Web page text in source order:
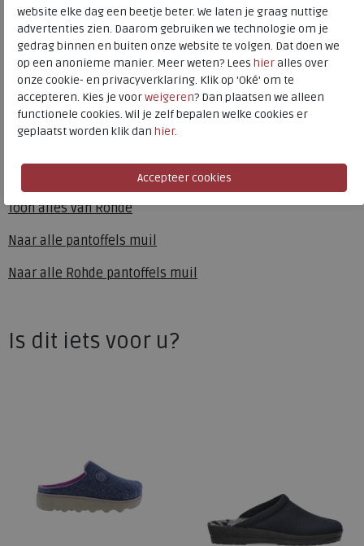
Toon alles vanRohde
Naar alle pantoffels muil
Naar alle Rohde pantoffels muil
Bestelcode
520.26.000001
Kleur
Cuoio
Materiaal
Velour
Wijdtemaat
g
Uitneembaar voetbed
ja
Is dit iets voor u?
website elke dag een beetje beter. We laten je graag nuttige
advertenties zien. Daarom gebruiken we technologie om je
gedrag binnen en buiten onze website te volgen. Dat doen we
op een anonieme manier. Meer weten? Lees hieralles over
onze cookie- en privacyverklaring. Klik op 'Oké' om te
accepteren. Kies je voorweigeren? Dan plaatsen we alleen
functionele cookies. Wil je zelf bepalen welke cookies er
geplaatst worden klik dan hier.